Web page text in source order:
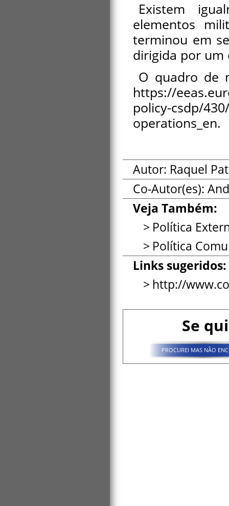
Existem
elementos
terminou em
dirigida por um
O quadro de
https://
policy-csdp/
operations_en.
Autor: Raquel
Co-Autor(es):
Veja Também:
Política
Política
Links sugeridos:
http://
Se
PROCUREI MAS NÃO